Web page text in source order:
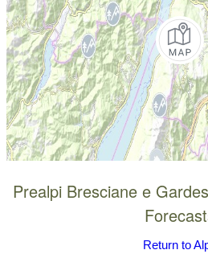
Prealpi Bresciane e
Return to